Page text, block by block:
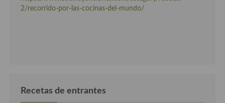
2/recorrido-por-las-cocinas-del-mundo/
Recetas de entrantes